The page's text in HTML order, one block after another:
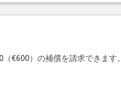
€600）の補償を請求できます。